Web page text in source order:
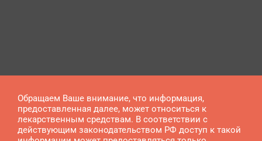
Обращаем Ваше внимание, что информация,
предоставленная далее, может относиться к
лекарственным средствам. В соответствии с
действующим законодательством РФ доступ к такой